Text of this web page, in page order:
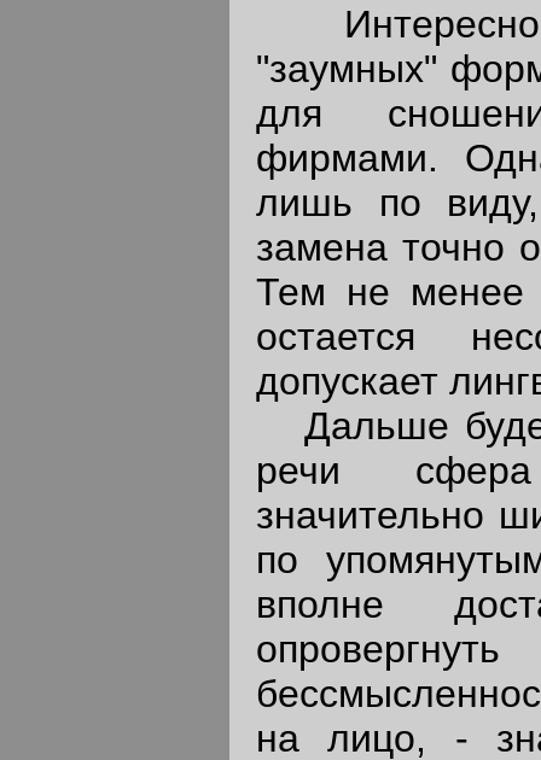
Интересно
"заумных"
для
фирмами.
лишь по
замена точно
Тем не менее
остается
допускает
Дальше
речи сфера
значительно
по
вполне
на лицо, -